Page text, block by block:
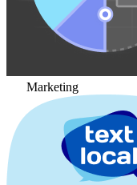
Marketing